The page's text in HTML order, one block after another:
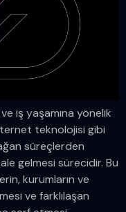
iş yaşamına yönelik
teknolojisi gibi
süreçlerden
gelmesi sürecidir. Bu
kurumların ve
ve farklılaşan